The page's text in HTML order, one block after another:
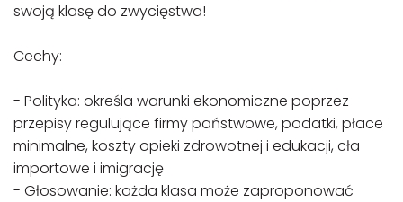
swoją klasę do zwycięstwa!
Cechy:
- Polityka: określa warunki ekonomiczne poprzez
przepisy regulujące firmy państwowe, podatki, płace
minimalne, koszty opieki zdrowotnej i edukacji, cła
importowe i imigrację
- Głosowanie: każda klasa może zaproponować